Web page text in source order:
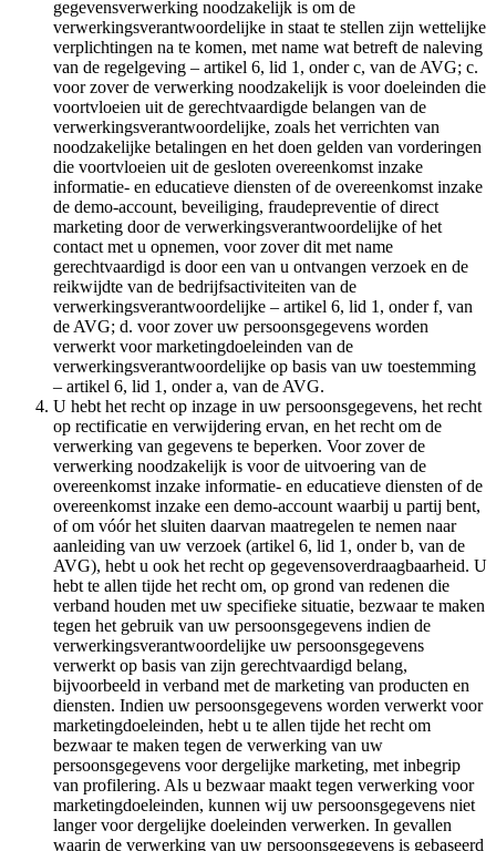
gegevensverwerking noodzakelijk is om de
verwerkingsverantwoordelijke in staat te stellen zijn wettelijke
verplichtingen na te komen, met name wat betreft de naleving
van de regelgeving – artikel 6, lid 1, onder c, van de AVG; c.
voor zover de verwerking noodzakelijk is voor doeleinden die
voortvloeien uit de gerechtvaardigde belangen van de
verwerkingsverantwoordelijke, zoals het verrichten van
noodzakelijke betalingen en het doen gelden van vorderingen
die voortvloeien uit de gesloten overeenkomst inzake
informatie- en educatieve diensten of de overeenkomst inzake
de demo-account, beveiliging, fraudepreventie of direct
marketing door de verwerkingsverantwoordelijke of het
contact met u opnemen, voor zover dit met name
gerechtvaardigd is door een van u ontvangen verzoek en de
reikwijdte van de bedrijfsactiviteiten van de
verwerkingsverantwoordelijke – artikel 6, lid 1, onder f, van
de AVG; d. voor zover uw persoonsgegevens worden
verwerkt voor marketingdoeleinden van de
verwerkingsverantwoordelijke op basis van uw toestemming
– artikel 6, lid 1, onder a, van de AVG.
U hebt het recht op inzage in uw persoonsgegevens, het recht
op rectificatie en verwijdering ervan, en het recht om de
verwerking van gegevens te beperken. Voor zover de
verwerking noodzakelijk is voor de uitvoering van de
overeenkomst inzake informatie- en educatieve diensten of de
overeenkomst inzake een demo-account waarbij u partij bent,
of om vóór het sluiten daarvan maatregelen te nemen naar
aanleiding van uw verzoek (artikel 6, lid 1, onder b, van de
AVG), hebt u ook het recht op gegevensoverdraagbaarheid. U
hebt te allen tijde het recht om, op grond van redenen die
verband houden met uw specifieke situatie, bezwaar te maken
tegen het gebruik van uw persoonsgegevens indien de
verwerkingsverantwoordelijke uw persoonsgegevens
verwerkt op basis van zijn gerechtvaardigd belang,
bijvoorbeeld in verband met de marketing van producten en
diensten. Indien uw persoonsgegevens worden verwerkt voor
marketingdoeleinden, hebt u te allen tijde het recht om
bezwaar te maken tegen de verwerking van uw
persoonsgegevens voor dergelijke marketing, met inbegrip
van profilering. Als u bezwaar maakt tegen verwerking voor
marketingdoeleinden, kunnen wij uw persoonsgegevens niet
langer voor dergelijke doeleinden verwerken. In gevallen
waarin de verwerking van uw persoonsgegevens is gebaseerd